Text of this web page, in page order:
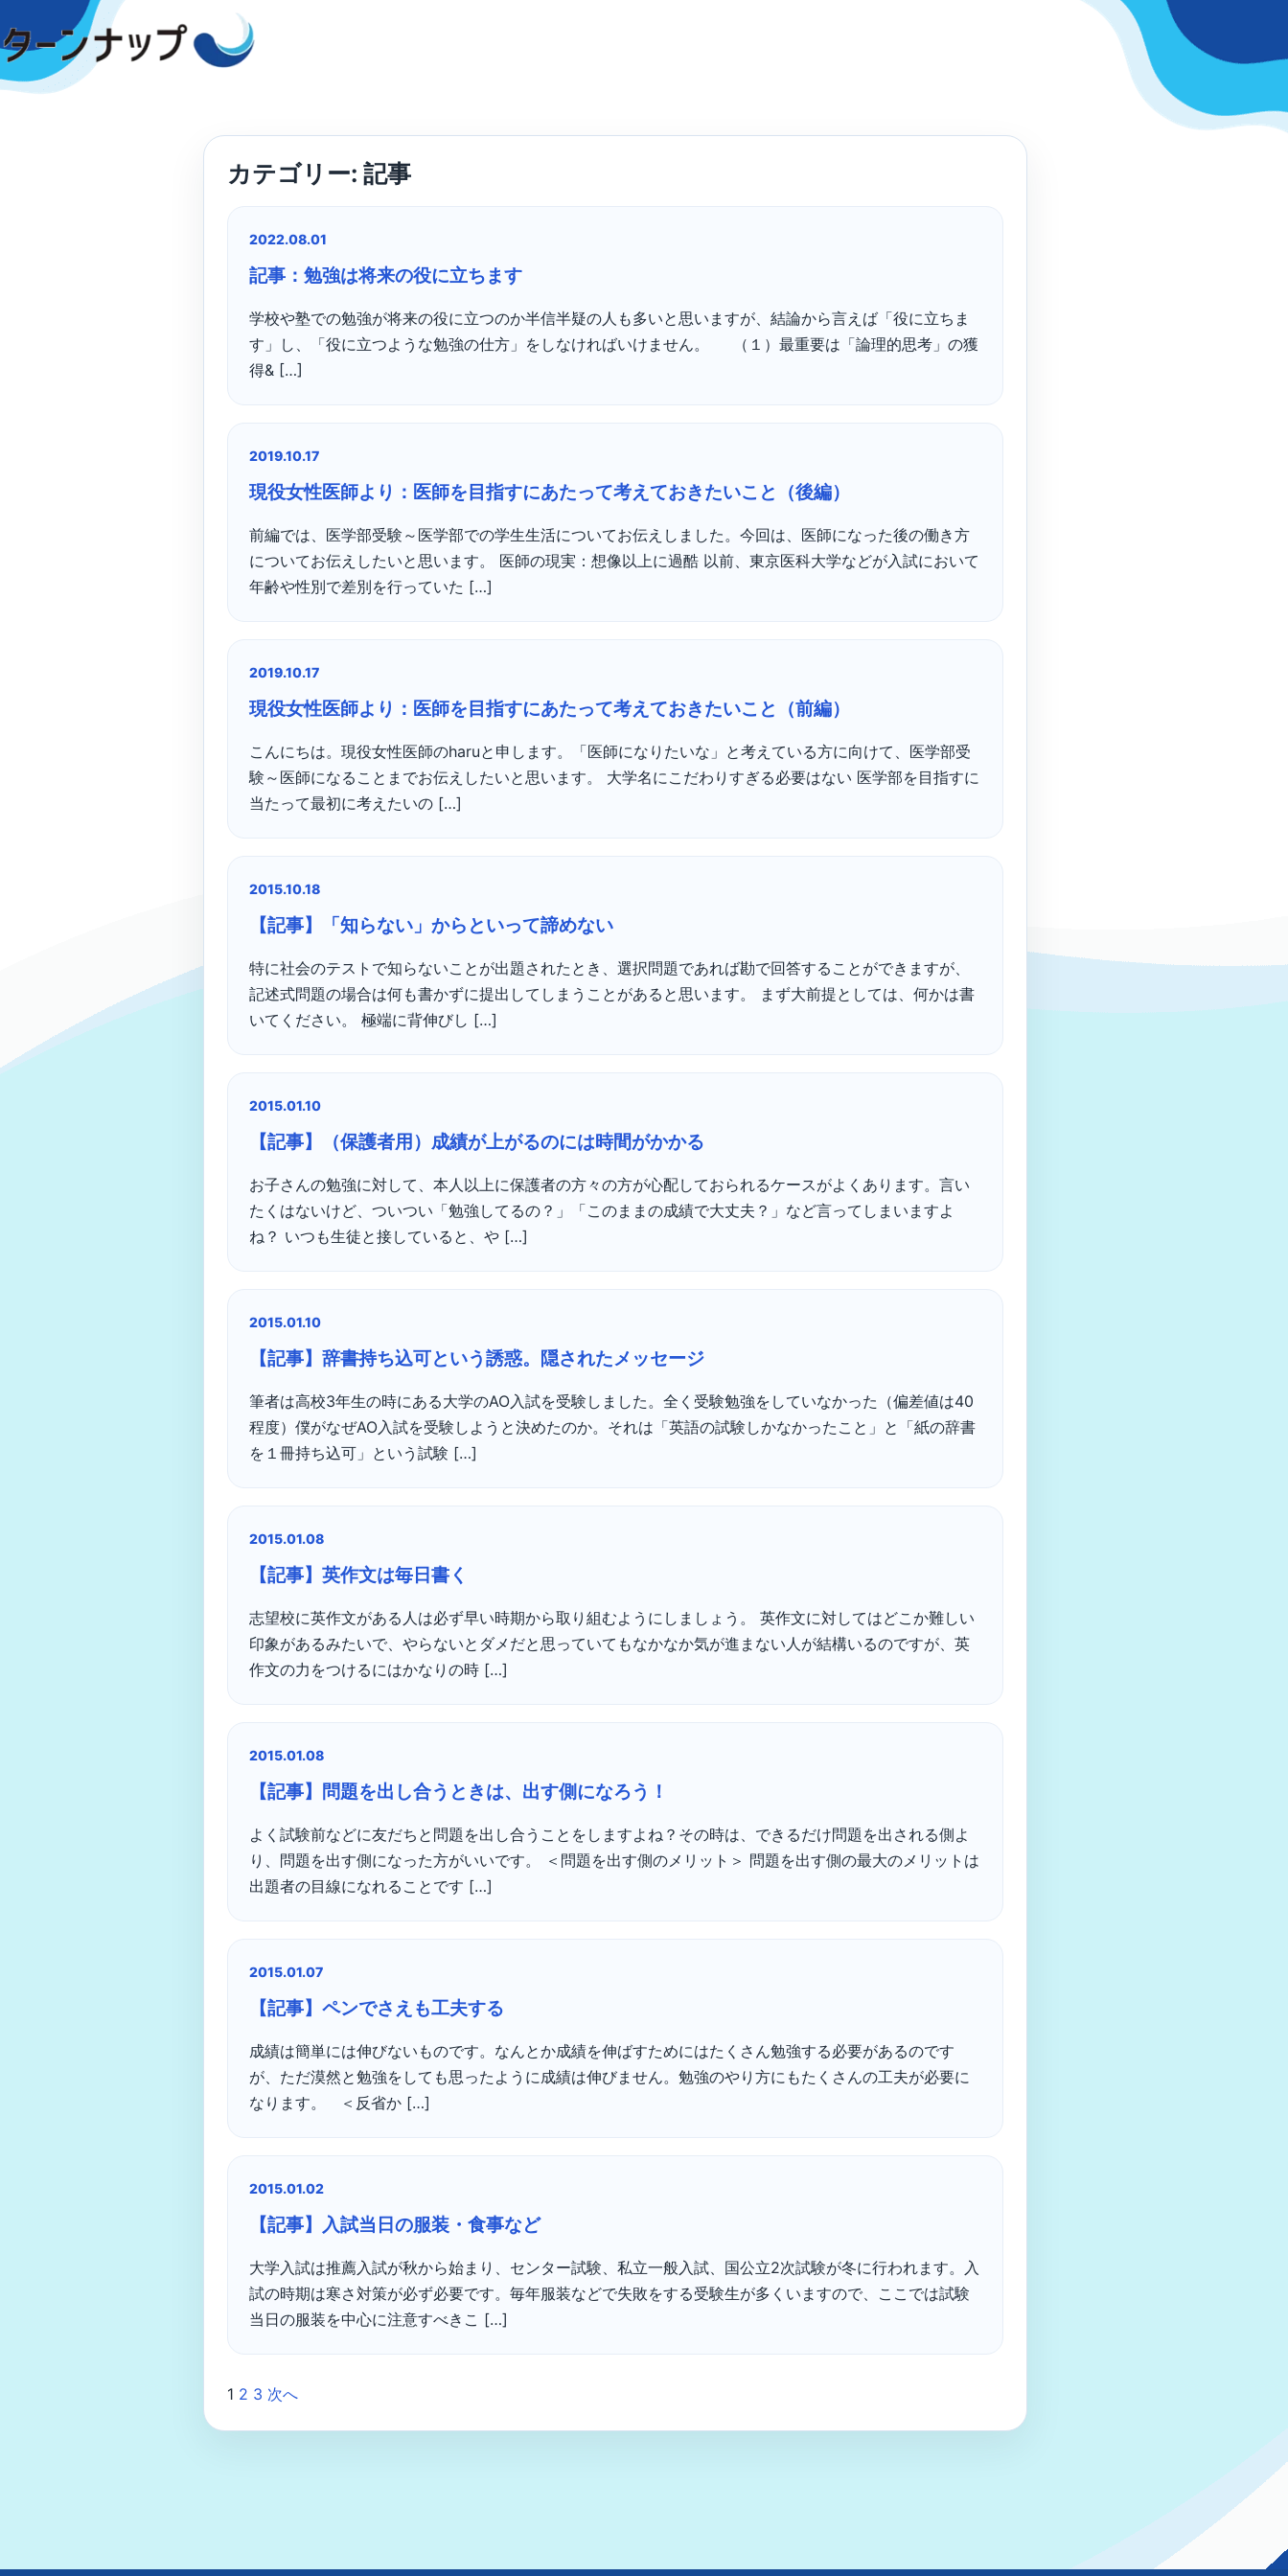
to
content
カテゴリー: 記事
2022.08.01
記事：勉強は将来の役に立ちます
学校や塾での勉強が将来の役に立つのか半信半疑の人も多いと思いますが、結論から言えば「役に立ちま
す」し、「役に立つような勉強の仕方」をしなければいけません。 （１）最重要は「論理的思考」の獲
得& […]
2019.10.17
現役女性医師より：医師を目指すにあたって考えておきたいこと（後編）
前編では、医学部受験～医学部での学生生活についてお伝えしました。今回は、医師になった後の働き方
についてお伝えしたいと思います。 医師の現実：想像以上に過酷 以前、東京医科大学などが入試において
年齢や性別で差別を行っていた […]
2019.10.17
現役女性医師より：医師を目指すにあたって考えておきたいこと（前編）
こんにちは。現役女性医師のharuと申します。「医師になりたいな」と考えている方に向けて、医学部受
験～医師になることまでお伝えしたいと思います。 大学名にこだわりすぎる必要はない 医学部を目指すに
当たって最初に考えたいの […]
2015.10.18
【記事】「知らない」からといって諦めない
特に社会のテストで知らないことが出題されたとき、選択問題であれば勘で回答することができますが、
記述式問題の場合は何も書かずに提出してしまうことがあると思います。 まず大前提としては、何かは書
いてください。 極端に背伸びし […]
2015.01.10
【記事】（保護者用）成績が上がるのには時間がかかる
お子さんの勉強に対して、本人以上に保護者の方々の方が心配しておられるケースがよくあります。言い
たくはないけど、ついつい「勉強してるの？」「このままの成績で大丈夫？」など言ってしまいますよ
ね？ いつも生徒と接していると、や […]
2015.01.10
【記事】辞書持ち込可という誘惑。隠されたメッセージ
筆者は高校3年生の時にある大学のAO入試を受験しました。全く受験勉強をしていなかった（偏差値は40
程度）僕がなぜAO入試を受験しようと決めたのか。それは「英語の試験しかなかったこと」と「紙の辞書
を１冊持ち込可」という試験 […]
2015.01.08
【記事】英作文は毎日書く
志望校に英作文がある人は必ず早い時期から取り組むようにしましょう。 英作文に対してはどこか難しい
印象があるみたいで、やらないとダメだと思っていてもなかなか気が進まない人が結構いるのですが、英
作文の力をつけるにはかなりの時 […]
2015.01.08
【記事】問題を出し合うときは、出す側になろう！
よく試験前などに友だちと問題を出し合うことをしますよね？その時は、できるだけ問題を出される側よ
り、問題を出す側になった方がいいです。 ＜問題を出す側のメリット＞ 問題を出す側の最大のメリットは
出題者の目線になれることです […]
2015.01.07
【記事】ペンでさえも工夫する
成績は簡単には伸びないものです。なんとか成績を伸ばすためにはたくさん勉強する必要があるのです
が、ただ漠然と勉強をしても思ったように成績は伸びません。勉強のやり方にもたくさんの工夫が必要に
なります。 ＜反省か […]
2015.01.02
【記事】入試当日の服装・食事など
大学入試は推薦入試が秋から始まり、センター試験、私立一般入試、国公立2次試験が冬に行われます。入
試の時期は寒さ対策が必ず必要です。毎年服装などで失敗をする受験生が多くいますので、ここでは試験
当日の服装を中心に注意すべきこ […]
投
稿
1 2 3 次へ